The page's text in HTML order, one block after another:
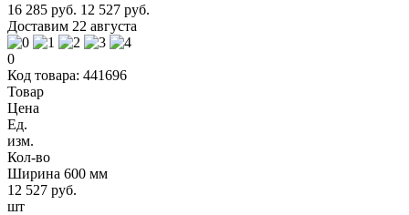
16 285 руб. 12 527 руб.
Доставим 22 августа
0
Код товара: 441696
Товар
Цена
Ед.
изм.
Кол-во
Ширина 600 мм
12 527 руб.
шт